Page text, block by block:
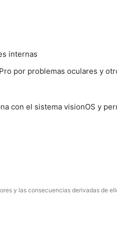
internas
por problemas oculares y
con el sistema visionOS y
y las consecuencias derivadas de